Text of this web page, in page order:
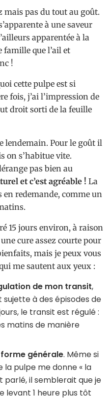
mais pas du tout au goût.
à une saveur
apparentée à la
famille que l’ail et
!
cette pulpe est si
fois, j’ai l’impression de
droit sorti de la feuille
lendemain. Pour le goût il
on s’habitue vite.
pas bien au
et c’est agréable ! La
en redemande, comme un
15 jours environ, à raison
une cure assez courte pour
mais je peux vous
me sautent aux yeux :
de mon transit,
sujette à des épisodes de
le transit est régulé :
matins de manière
forme générale. Même si
la pulpe me donne « la
il semblerait que je
levant 1 heure plus tôt